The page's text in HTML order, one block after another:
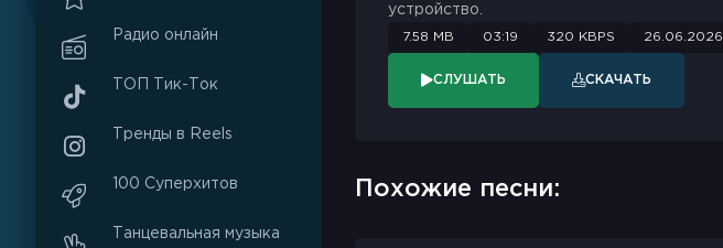
устройство.
7.58 MB 03:19 320 KBPS 26.06.2026
СЛУШАТЬ СКАЧАТЬ
Похожие песни:
Радио онлайн
ТОП Тик-Ток
Тренды в Reels
100 Суперхитов
Танцевальная музыка